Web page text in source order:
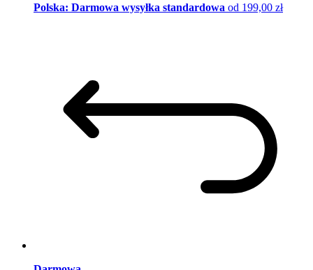
Polska: Darmowa wysyłka standardowa od 199,00 zł